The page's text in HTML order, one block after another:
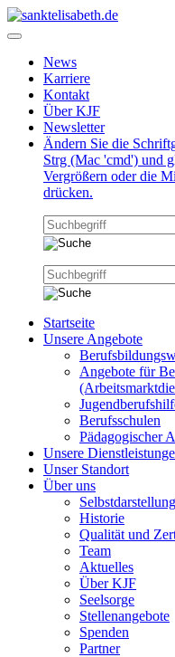
News
Karriere
Kontakt
Über KJF
Newsletter
Ändern Sie die
Strg (Mac 'cmd') und
Vergrößern oder die
drücken.
Startseite
Unsere Angebote
Angebote für
Berufsschulen
Pädagogischer
Unsere
Unser Standort
Über uns
Selbstdarstellung
Historie
Qualität und
Team
Aktuelles
Über KJF
Seelsorge
Stellenangebote
Spenden
Partner